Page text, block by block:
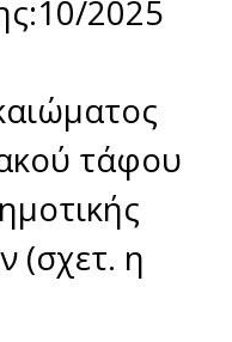
2025
τάφου
(σχετ. η